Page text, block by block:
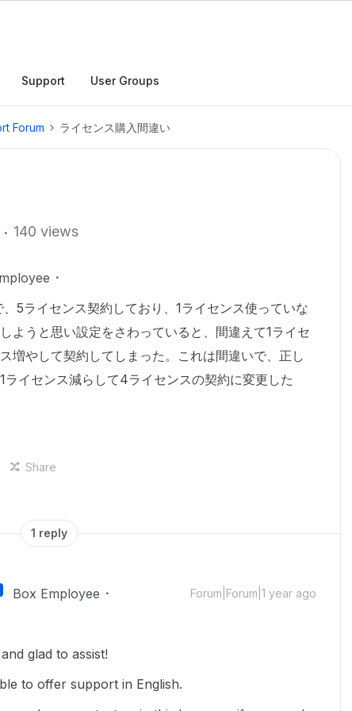
Support User Groups
Forum ライセンス購入間違い
140 views
5ライセンス契約しており、1ライセンス使っていな
ようと思い設定をさわっていると、間違えて1ライセ
増やして契約してしまった。これは間違いで、正し
ライセンス減らして4ライセンスの契約に変更した
Share
1 reply
Box Employee Forum|Forum|1 year ago
glad to assist!
to offer support in English.